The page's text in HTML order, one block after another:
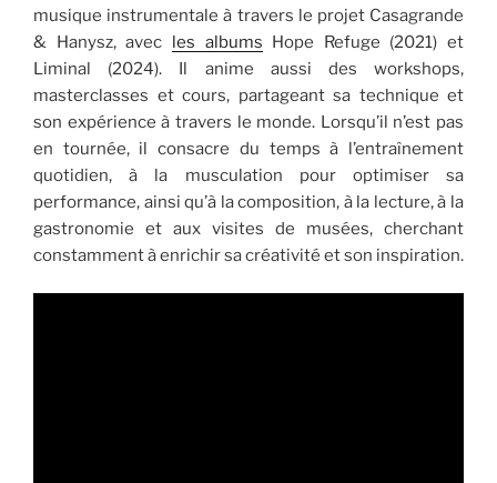
musique instrumentale à travers le projet Casagrande
& Hanysz, avec les albums Hope Refuge (2021) et
Liminal (2024). Il anime aussi des workshops,
masterclasses et cours, partageant sa technique et
son expérience à travers le monde. Lorsqu’il n’est pas
en tournée, il consacre du temps à l’entraînement
quotidien, à la musculation pour optimiser sa
performance, ainsi qu’à la composition, à la lecture, à la
gastronomie et aux visites de musées, cherchant
constamment à enrichir sa créativité et son inspiration.